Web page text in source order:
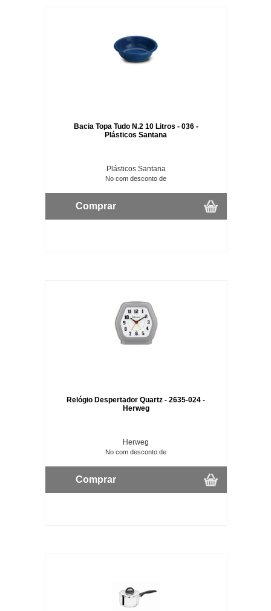
Bacia Topa Tudo N.2 10 Litros - 036 -
Plásticos Santana
Plásticos Santana
No com desconto de
Comprar
Relógio Despertador Quartz - 2635-024 -
Herweg
Herweg
No com desconto de
Comprar